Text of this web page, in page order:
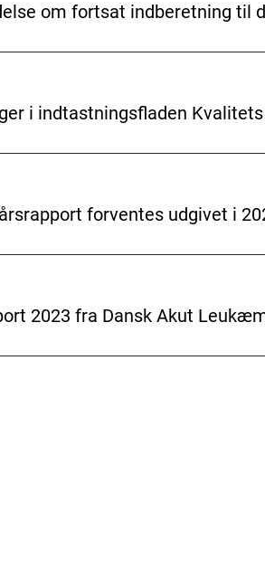
om fortsat indberetning til
i indtastningsfladen
forventes udgivet i
2023 fra Dansk Akut